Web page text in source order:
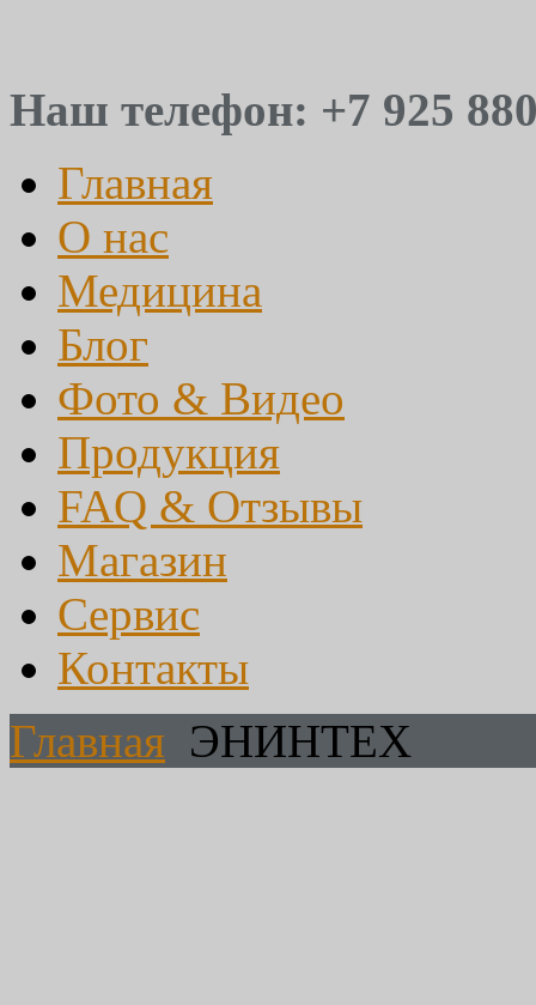
Наш телефон: +7 925
Главная
О нас
Медицина
Блог
Фото & Видео
Продукция
FAQ & Отзывы
Магазин
Сервис
Контакты
Главная ЭНИНТЕХ